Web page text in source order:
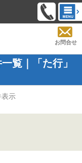
お問合せ
覧｜「た行」
示